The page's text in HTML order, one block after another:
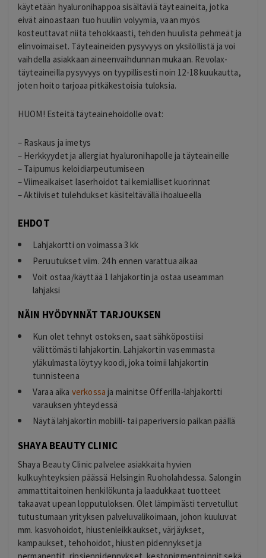
käytetään hyaluronihappoa sisältäviä täyteaineita, jotka
eivät ainoastaan tuo huuliin volyymia, vaan myös
kosteuttavat niitä tehokkaasti, tehden huulista pehmeät ja
elinvoimaiset. Täyteaineiden pysyvyys on yksilöllistä ja voi
vaihdella asiakkaan aineenvaihdunnan mukaan. Revolax-
täyteaineilla pysyvyys on tyypillisesti noin 12-18 kuukautta,
joten hoito tarjoaa pitkäkestoisia tuloksia.
HUOM! Esteitä täyteainehoidolle ovat:
– Raskaus ja imetys
– Herkkyydet ja allergiat hyaluronihapolle ja täyteaineille
– Taipumus keloidiarpeutumiseen
– Viimeaikaiset laserhoidot tai kemialliset kuorinnat
– Aktiiviset tulehdukset käsiteltävällä ihoalueella
EHDOT
Lahjakortti on voimassa 3 kk
Peruutukset viim. 24 h ennen varattua aikaa
Voit ostaa/käyttää 1 lahjakortin ja ostaa useamman
lahjaksi
NÄIN HYÖDYNNÄT TARJOUKSEN
Kun olet tehnyt ostoksen, saat sähköpostiisi
välittömästi lahjakortin. Lahjakortin vasemmasta
yläkulmasta löytyy koodi, joka toimii lahjakortin
tunnisteena
Varaa aika verkossa ja mainitse Offerilla-lahjakortti
varauksen yhteydessä
Näytä lahjakortin mobiili- tai paperiversio paikan päällä
SHAYA BEAUTY CLINIC
Shaya Beauty Clinic palvelee asiakkaita hyvien
kulkuyhteyksien päässä Helsingin Ruoholahdessa. Salongin
ammattitaitoinen henkilökunta ja laadukkaat tuotteet
takaavat upean lopputuloksen. Olet lämpimästi tervetullut
tutustumaan yrityksen palveluvalikoimaan, johon kuuluvat
mm. kasvohoidot, hiustenleikkaukset, värjäykset,
kampaukset, tehohoidot, hiusten pidennykset ja